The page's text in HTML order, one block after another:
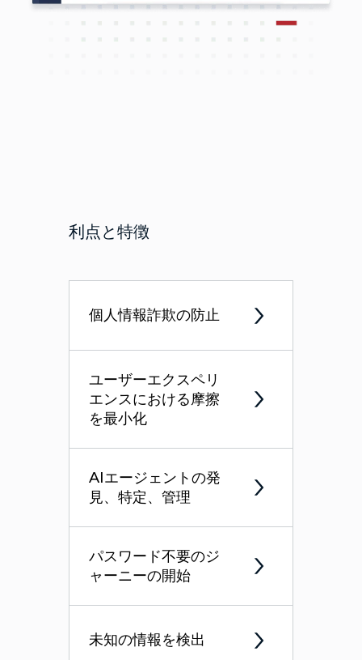
利点と特徴
個人情報詐欺の防止
ユーザーエクスペリ
エンスにおける摩擦
を最小化
AIエージェントの発
見、特定、管理
パスワード不要のジ
ャーニーの開始
未知の情報を検出